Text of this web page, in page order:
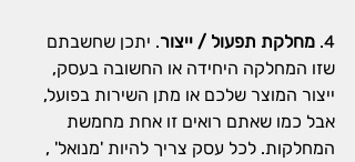
4. מחלקת תפעול / ייצור. יתכן שחשבתם
שזו המחלקה היחידה או החשובה בעסק,
ייצור המוצר שלכם או מתן השירות בפועל,
אבל כמו שאתם רואים זו אחת מחמשת
המחלקות. לכל עסק צריך להיות 'מנואל' ,